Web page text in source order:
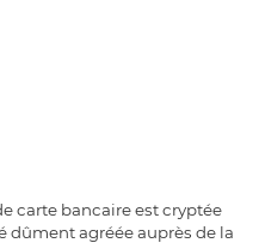
carte bancaire est cryptée
dûment agréée auprès de la